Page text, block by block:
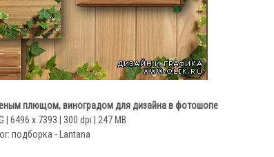
плющом, виноградом для дизайна в фотошопе
| 6496 x 7393 | 300 dpi | 247 MB
подборка - Lantana